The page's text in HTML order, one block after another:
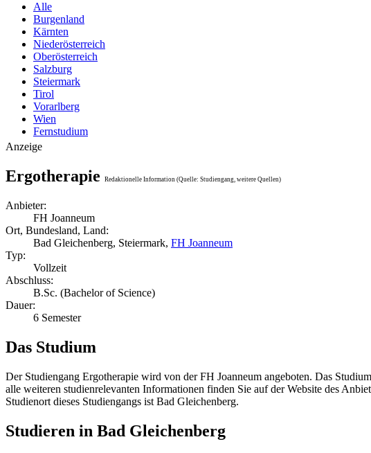
Alle
Burgenland
Kärnten
Niederösterreich
Oberösterreich
Salzburg
Steiermark
Tirol
Vorarlberg
Wien
Fernstudium
Anzeige
Ergotherapie Redaktionelle Information (Quelle: Studiengang, weitere Quellen)
Anbieter:
FH Joanneum
Ort, Bundesland, Land:
Bad Gleichenberg, Steiermark, FH Joanneum
Typ:
Vollzeit
Abschluss:
B.Sc. (Bachelor of Science)
Dauer:
6 Semester
Das Studium
Der Studiengang Ergotherapie wird von der FH Joanneum angeboten. Das
alle weiteren studienrelevanten Informationen finden Sie auf der Website des
Studienort dieses Studiengangs ist Bad Gleichenberg.
Studieren in Bad Gleichenberg